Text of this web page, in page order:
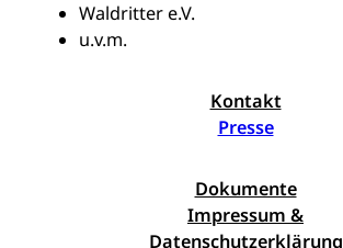
Waldritter e.V.
u.v.m.
Kontakt
Presse
Dokumente
Impressum &
Datenschutzerklärung